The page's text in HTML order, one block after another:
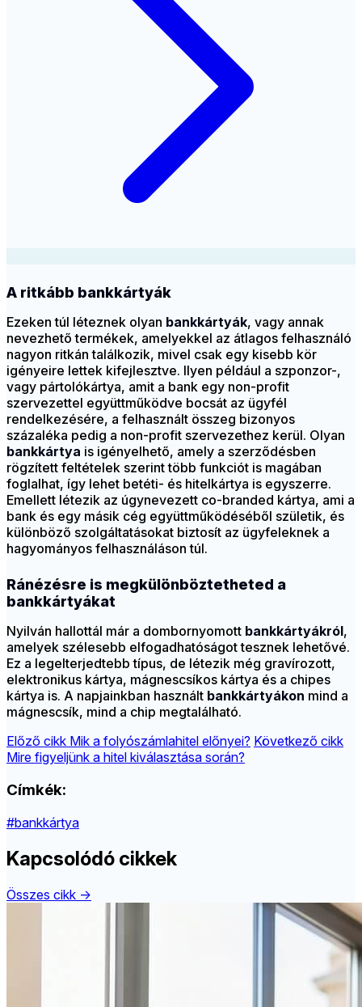
A ritkább bankkártyák
Ezeken túl léteznek olyan bankkártyák, vagy annak
nevezhető termékek, amelyekkel az átlagos felhasználó
nagyon ritkán találkozik, mivel csak egy kisebb kör
igényeire lettek kifejlesztve. Ilyen például a szponzor-,
vagy pártolókártya, amit a bank egy non-profit
szervezettel együttműködve bocsát az ügyfél
rendelkezésére, a felhasznált összeg bizonyos
százaléka pedig a non-profit szervezethez kerül. Olyan
bankkártya is igényelhető, amely a szerződésben
rögzített feltételek szerint több funkciót is magában
foglalhat, így lehet betéti- és hitelkártya is egyszerre.
Emellett létezik az úgynevezett co-branded kártya, ami a
bank és egy másik cég együttműködéséből születik, és
különböző szolgáltatásokat biztosít az ügyfeleknek a
hagyományos felhasználáson túl.
Ránézésre is megkülönböztetheted a
bankkártyákat
Nyilván hallottál már a dombornyomott bankkártyákról,
amelyek szélesebb elfogadhatóságot tesznek lehetővé.
Ez a legelterjedtebb típus, de létezik még gravírozott,
elektronikus kártya, mágnescsíkos kártya és a chipes
kártya is. A napjainkban használt bankkártyákon mind a
mágnescsík, mind a chip megtalálható.
Előző cikk Mik a folyószámlahitel előnyei? Következő cikk
Mire figyeljünk a hitel kiválasztása során?
Címkék:
#bankkártya
Kapcsolódó cikkek
Összes cikk →